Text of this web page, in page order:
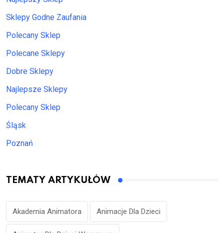
Sklepy Godne Zaufania
Polecany Sklep
Polecane Sklepy
Dobre Sklepy
Najlepsze Sklepy
Polecany Sklep
Śląsk
Poznań
TEMATY ARTYKUŁÓW
Akademia Animatora Animacje Dla Dzieci